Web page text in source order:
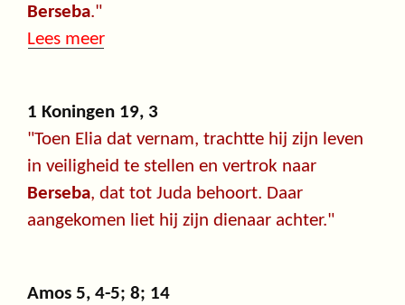
Berseba."
Lees meer
1 Koningen 19, 3
"Toen Elia dat vernam, trachtte hij zijn leven
in veiligheid te stellen en vertrok naar
Berseba, dat tot Juda behoort. Daar
aangekomen liet hij zijn dienaar achter."
Amos 5, 4-5; 8; 14